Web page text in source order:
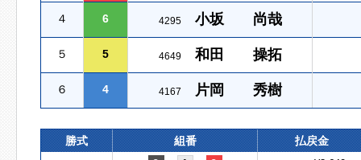
４ 6 4295 小坂 尚哉
５ 5 4649 和田 操拓
６ 4 4167 片岡 秀樹
勝式 組番 払戻金